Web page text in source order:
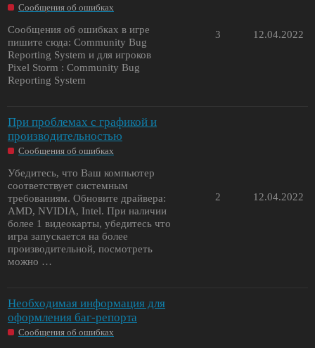
Сообщения об ошибках
Сообщения об ошибках в игре
пишите сюда: Community Bug
Reporting System и для игроков
Pixel Storm : Community Bug
Reporting System
3 12.04.2022
При проблемах с графикой и
производительностью
Сообщения об ошибках
Убедитесь, что Ваш компьютер
соответствует системным
требованиям. Обновите драйвера:
AMD, NVIDIA, Intel. При наличии
более 1 видеокарты, убедитесь что
игра запускается на более
производительной, посмотреть
можно …
2 12.04.2022
Необходимая информация для
оформления баг-репорта
Сообщения об ошибках